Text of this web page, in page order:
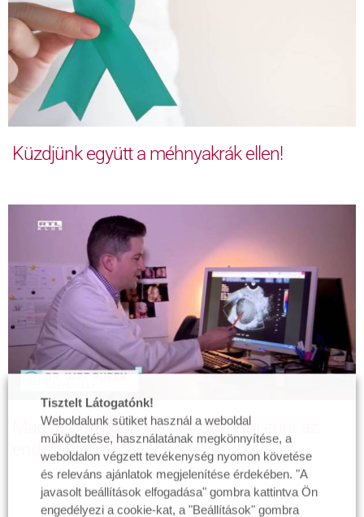
Küzdjünk együtt a méhnyakrák ellen!
Magyarországon kétszázezer nőt érint az
endometriózis
Tisztelt Látogatónk!
Weboldalunk sütiket használ a weboldal
működtetése, használatának megkönnyítése, a
weboldalon végzett tevékenység nyomon követése
és releváns ajánlatok megjelenítése érdekében. "A
javasolt beállítások elfogadása" gombra kattintva Ön
engedélyezi a cookie-kat, a "Beállítások" gombra